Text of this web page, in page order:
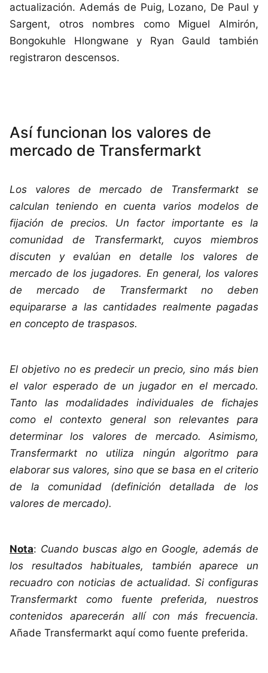
actualización. Además de Puig, Lozano, De Paul y
Sargent, otros nombres como Miguel Almirón,
Bongokuhle Hlongwane y Ryan Gauld también
registraron descensos.
Así funcionan los valores de
mercado de Transfermarkt
Los valores de mercado de Transfermarkt se
calculan teniendo en cuenta varios modelos de
fijación de precios. Un factor importante es la
comunidad de Transfermarkt, cuyos miembros
discuten y evalúan en detalle los valores de
mercado de los jugadores. En general, los valores
de mercado de Transfermarkt no deben
equipararse a las cantidades realmente pagadas
en concepto de traspasos.
El objetivo no es predecir un precio, sino más bien
el valor esperado de un jugador en el mercado.
Tanto las modalidades individuales de fichajes
como el contexto general son relevantes para
determinar los valores de mercado. Asimismo,
Transfermarkt no utiliza ningún algoritmo para
elaborar sus valores, sino que se basa en el criterio
de la comunidad (definición detallada de los
valores de mercado).
Nota: Cuando buscas algo en Google, además de
los resultados habituales, también aparece un
recuadro con noticias de actualidad. Si configuras
Transfermarkt como fuente preferida, nuestros
contenidos aparecerán allí con más frecuencia.
Añade Transfermarkt aquí como fuente preferida.